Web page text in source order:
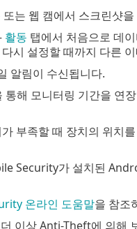
는 웹 캠에서 스크린샷
활동 탭에서 처음으로 데
시 설정할 때까지 다른
알림이 수신됩니다.
해 모니터링 기간을 연
부족할 때 장치의 위치
Security가 설치된
온라인 도움말을 참조
이상 Anti-Theft에 의해